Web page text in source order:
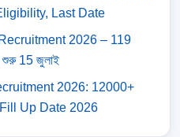
Last Date
2026 – 119
শুরু 15 জুলাই
2026: 12000+
Up Date 2026